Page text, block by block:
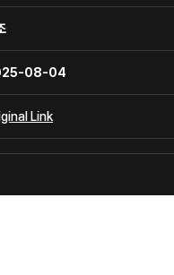
08-04
Link